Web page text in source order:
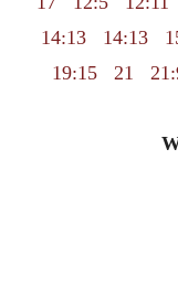
14:13
14:13
19:15
21